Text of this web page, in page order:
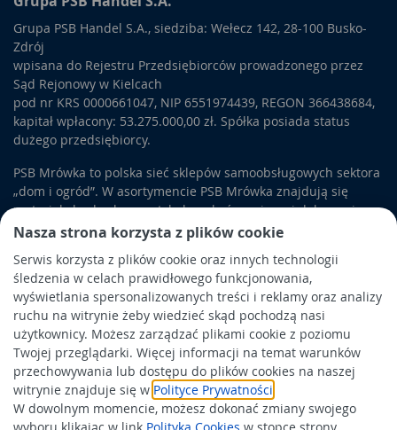
Nasza strona korzysta z plików cookie
Serwis korzysta z plików cookie oraz innych technologii
śledzenia w celach prawidłowego funkcjonowania,
wyświetlania spersonalizowanych treści i reklamy oraz analizy
ruchu na witrynie żeby wiedzieć skąd pochodzą nasi
użytkownicy. Możesz zarządzać plikami cookie z poziomu
Twojej przeglądarki. Więcej informacji na temat warunków
przechowywania lub dostępu do plików cookies na naszej
witrynie znajduje się w Polityce Prywatności
W dowolnym momencie, możesz dokonać zmiany swojego
Grupa PSB Handel S.A., siedziba: Wełecz 142, 28-100 Busko-
Zdrój
wpisana do Rejestru Przedsiębiorców prowadzonego przez
Sąd Rejonowy w Kielcach
pod nr KRS 0000661047, NIP 6551974439, REGON 366438684,
kapitał wpłacony: 53.275.000,00 zł. Spółka posiada status
dużego przedsiębiorcy.
PSB Mrówka to polska sieć sklepów samoobsługowych sektora
„dom i ogród”. W asortymencie PSB Mrówka znajdują się
materiały budowlane, artykuły wykończeniowe i dekoracyjne,
wyposażenie łazienek i kuchni, elektronarzędzia, a także
Obowiązek informacyjny
Polityka prywatności
Polityka Cookies
Odbiór zużytego sprzętu
Wspierają nas: